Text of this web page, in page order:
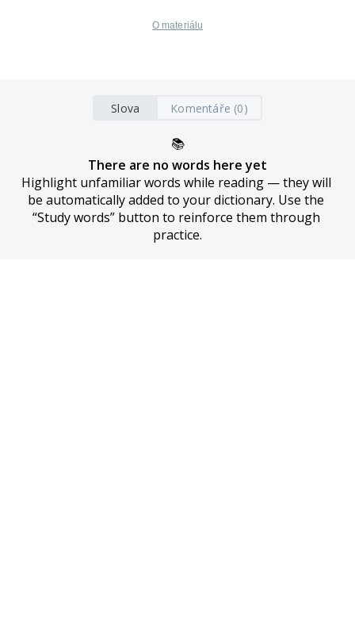
O materiálu
Slova Komentáře (0)
📚
There are no words here yet
Highlight unfamiliar words while reading — they will
be automatically added to your dictionary. Use the
“Study words” button to reinforce them through
practice.